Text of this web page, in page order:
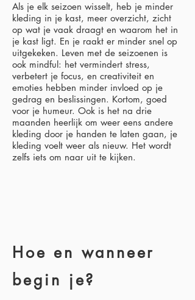
Hoe en wanneer
begin je?
Als je elk seizoen wisselt, heb je minder
kleding in je kast, meer overzicht, zicht
op wat je vaak draagt en waarom het in
je kast ligt. En je raakt er minder snel op
uitgekeken. Leven met de seizoenen is
ook mindful: het vermindert stress,
verbetert je focus, en creativiteit en
emoties hebben minder invloed op je
gedrag en beslissingen. Kortom, goed
voor je humeur. Ook is het na drie
maanden heerlijk om weer eens andere
kleding door je handen te laten gaan, je
kleding voelt weer als nieuw. Het wordt
zelfs iets om naar uit te kijken.